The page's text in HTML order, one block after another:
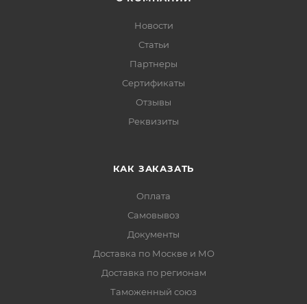
Новости
Статьи
Партнеры
Сертификаты
Отзывы
Реквизиты
КАК ЗАКАЗАТЬ
Оплата
Самовывоз
Документы
Доставка по Москве и МО
Доставка по регионам
Таможенный союз